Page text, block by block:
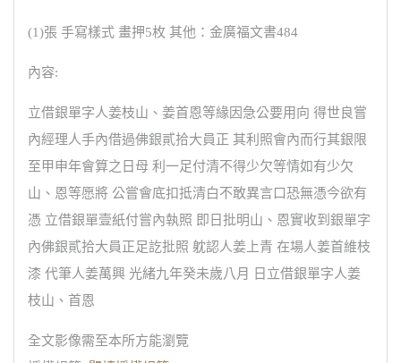
(1)張 手寫樣式 畫押5枚 其他：金廣福文書484
內容:
立借銀單字人姜枝山、姜首恩等緣因急公要用向 得世良嘗
內經理人手內借過佛銀貳拾大員正 其利照會內而行其銀限
至甲申年會算之日母 利一足付清不得少欠等情如有少欠
山、恩等愿將 公嘗會底扣抵清白不敢異言口恐無憑今欲有
憑 立借銀單壹紙付嘗內執照 即日批明山、恩實收到銀單字
內佛銀貳拾大員正足訖批照 躭認人姜上青 在場人姜首維枝
漆 代筆人姜萬興 光緒九年癸未歲八月 日立借銀單字人姜
枝山、首恩
全文影像需至本所方能瀏覽